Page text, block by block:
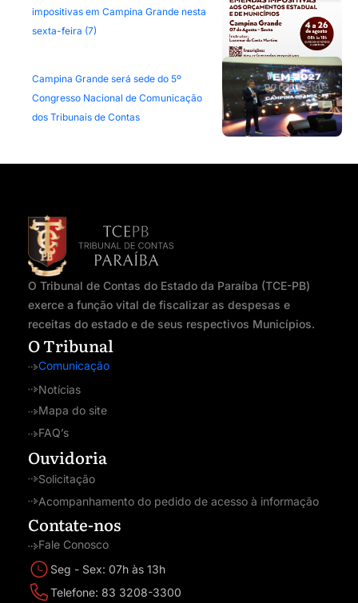
impositivas em Campina Grande nesta
sexta-feira (7)
Campina Grande será sede do 5º
Congresso Nacional de Comunicação
dos Tribunais de Contas
O Tribunal de Contas do Estado da Paraíba (TCE-PB)
exerce a função vital de fiscalizar as despesas e
receitas do estado e de seus respectivos Municípios.
O Tribunal
Comunicação
Notícias
Mapa do site
FAQ’s
Ouvidoria
Solicitação
Acompanhamento do pedido de acesso à informação
Contate-nos
Fale Conosco
Seg - Sex: 07h às 13h
Telefone: 83 3208-3300